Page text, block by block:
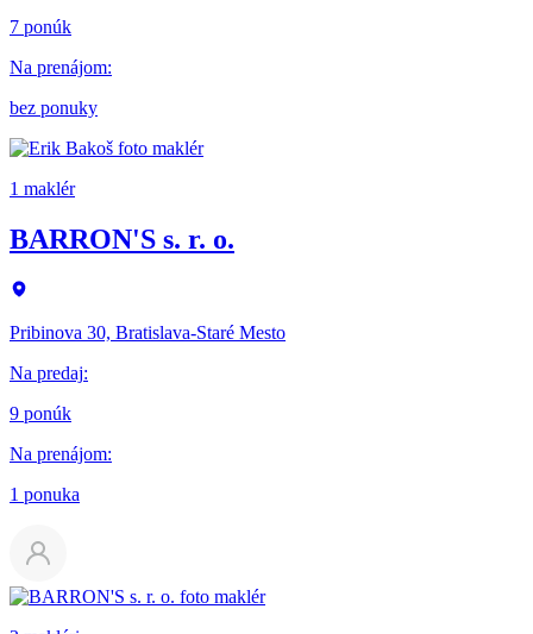
7 ponúk
Na prenájom:
bez ponuky
1 maklér
BARRON'S s. r. o.
Pribinova 30, Bratislava-Staré Mesto
Na predaj:
9 ponúk
Na prenájom:
1 ponuka